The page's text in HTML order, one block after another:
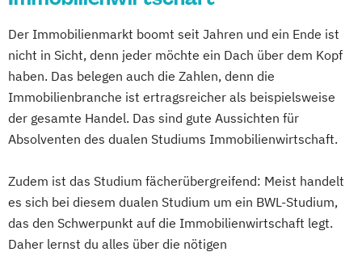
BWL - Marketing Management
BWL - Messe-
Kongress- und Eventmanagement
BWL - Spedition
Transport und Logistik
BWL - Versicherung
Chemische Technik - Chemie- und
Bioingenieurwesen
Chemische Technik - Technische und
Angewandte Chemie
Der Immobilienmarkt boomt seit Jahren und ein Ende ist
nicht in Sicht, denn jeder möchte ein Dach über dem Kopf
haben. Das belegen auch die Zahlen, denn die
Immobilienbranche ist ertragsreicher als beispielsweise
der gesamte Handel. Das sind gute Aussichten für
Absolventen des dualen Studiums Immobilienwirtschaft.
Zudem ist das Studium fächerübergreifend: Meist handelt
es sich bei diesem dualen Studium um ein BWL-Studium,
das den Schwerpunkt auf die Immobilienwirtschaft legt.
Daher lernst du alles über die nötigen